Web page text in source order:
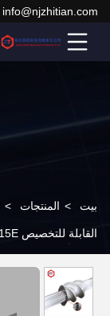
info@njzhitian.com
بيت > المنتجات >
القابلة للتخصيص WR15E عمود الطحن للتطبيقات الصناعية